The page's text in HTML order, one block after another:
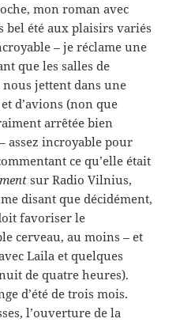
mon roman avec
bel été aux plaisirs variés
– je réclame une
que les salles de
jettent dans une
d’avions (non que
arrêtée bien
assez incroyable pour
ce qu’elle était
sur Radio Vilnius,
disant que décidément,
favoriser le
cerveau, au moins – et
Laila et quelques
de quatre heures).
d’été de trois mois.
l’ouverture de la